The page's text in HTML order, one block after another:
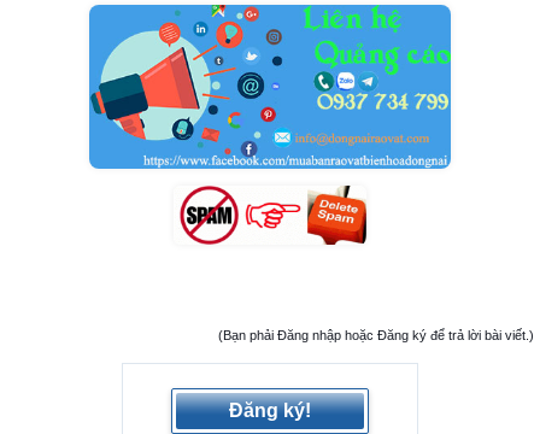
(Bạn phải Đăng nhập hoặc Đăng ký để trả lời bài viết.)
Đăng ký!